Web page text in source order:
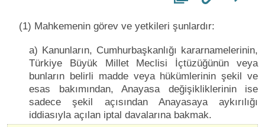
(1) Mahkemenin görev ve yetkileri şunlardır:
a) Kanunların, Cumhurbaşkanlığı kararnamelerinin,
Türkiye Büyük Millet Meclisi İçtüzüğünün veya
bunların belirli madde veya hükümlerinin şekil ve
esas bakımından, Anayasa değişikliklerinin ise
sadece şekil açısından Anayasaya aykırılığı
iddiasıyla açılan iptal davalarına bakmak.